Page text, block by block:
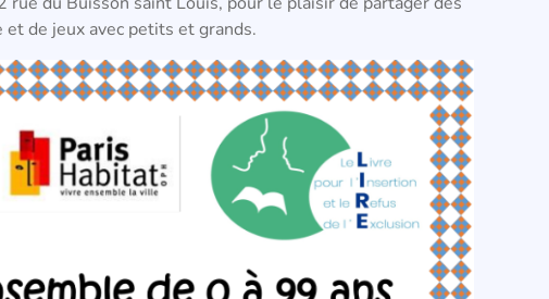
de jeux avec petits et grands.